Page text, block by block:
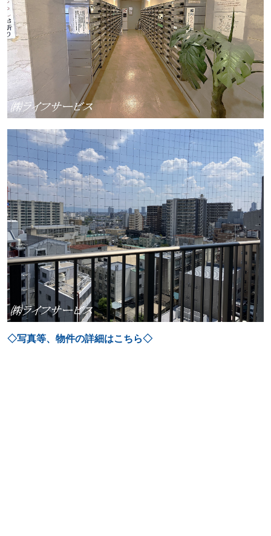
◇写真等、物件の詳細はこちら◇